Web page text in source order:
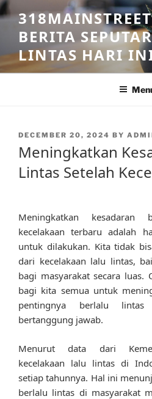
Skip
to
contentBERITA
LINTAS HARI
POSTED
DECEMBER 20, 2024 BY
Meningkatkan
Lintas Setelah
Meningkatkan kesadaran
kecelakaan terbaru adalah
untuk dilakukan. Kita tidak
dari kecelakaan lalu lintas,
bagi masyarakat secara luas.
bagi kita semua untuk
pentingnya berlalu
bertanggung jawab.
Menurut data dari
kecelakaan lalu lintas di
setiap tahunnya. Hal ini
berlalu lintas di masyarakat